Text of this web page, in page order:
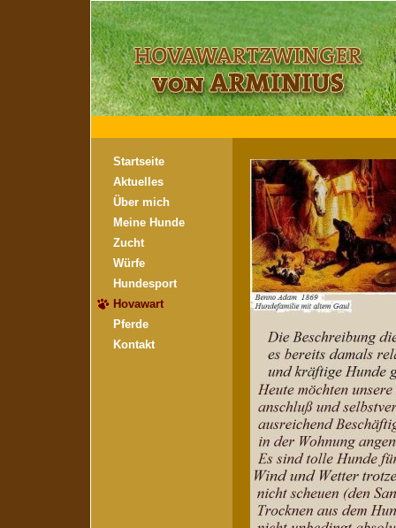
Startseite
Aktuelles
Über mich
Meine Hunde
Zucht
Würfe
Hundesport
Hovawart
Pferde
Kontakt